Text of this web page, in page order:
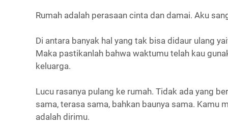
Rumah adalah perasaan cinta dan damai. Aku
Di antara banyak hal yang tak bisa didaur ulang
Maka pastikanlah bahwa waktumu telah kau
keluarga.
Lucu rasanya pulang ke rumah. Tidak ada yang
sama, terasa sama, bahkan baunya sama. Kamu
adalah dirimu.